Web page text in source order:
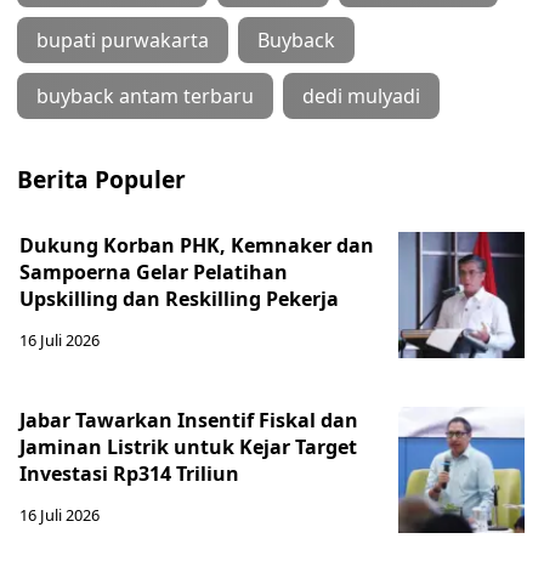
bupati purwakarta Buyback
buyback antam terbaru dedi mulyadi
Berita Populer
Dukung Korban PHK, Kemnaker dan
Sampoerna Gelar Pelatihan
Upskilling dan Reskilling Pekerja
16 Juli 2026
Jabar Tawarkan Insentif Fiskal dan
Jaminan Listrik untuk Kejar Target
Investasi Rp314 Triliun
16 Juli 2026